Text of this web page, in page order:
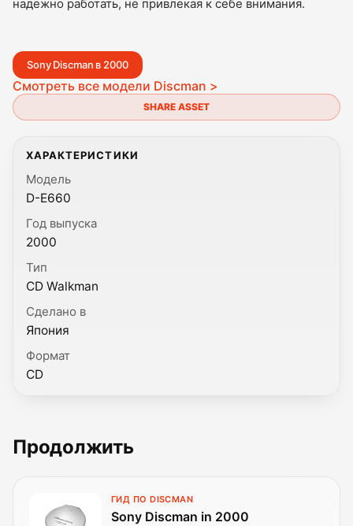
надежно работать, не привлекая к себе внимания.
Sony Discman в 2000
Смотреть все модели Discman >
SHARE ASSET
ХАРАКТЕРИСТИКИ
Модель
D-E660
Год выпуска
2000
Тип
CD Walkman
Сделано в
Япония
Формат
CD
Продолжить
ГИД ПО DISCMAN
Sony Discman in 2000